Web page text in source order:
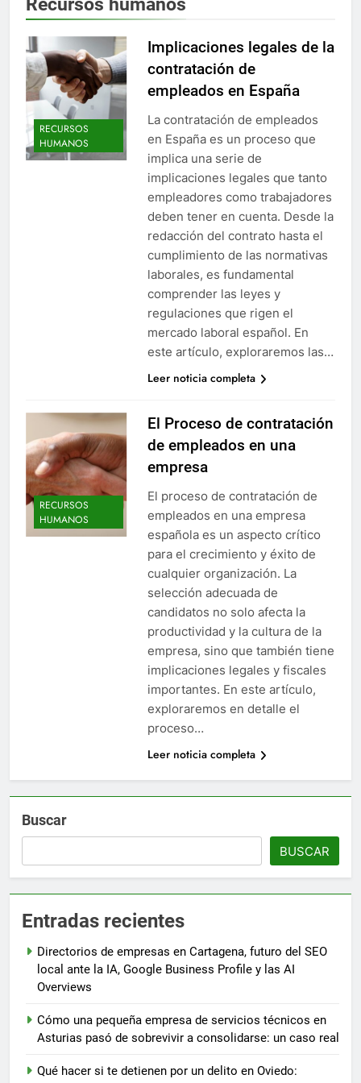
RECURSOS
HUMANOS
Implicaciones legales de la
contratación de
empleados en España
La contratación de empleados
en España es un proceso que
implica una serie de
implicaciones legales que tanto
empleadores como trabajadores
deben tener en cuenta. Desde la
redacción del contrato hasta el
cumplimiento de las normativas
laborales, es fundamental
comprender las leyes y
regulaciones que rigen el
mercado laboral español. En
este artículo, exploraremos las…
Leer noticia completa
RECURSOS
HUMANOS
El Proceso de contratación
de empleados en una
empresa
El proceso de contratación de
empleados en una empresa
española es un aspecto crítico
para el crecimiento y éxito de
cualquier organización. La
selección adecuada de
candidatos no solo afecta la
productividad y la cultura de la
empresa, sino que también tiene
implicaciones legales y fiscales
importantes. En este artículo,
exploraremos en detalle el
proceso…
Leer noticia completa
Buscar
BUSCAR
Entradas recientes
Directorios de empresas en Cartagena, futuro del SEO
local ante la IA, Google Business Profile y las AI
Overviews
Cómo una pequeña empresa de servicios técnicos en
Asturias pasó de sobrevivir a consolidarse: un caso real
Qué hacer si te detienen por un delito en Oviedo: